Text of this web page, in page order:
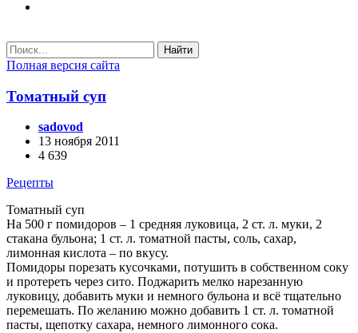
Найти
Полная версия сайта
Томатный суп
sadovod
13 ноября 2011
4 639
Рецепты
Томатный суп
На 500 г помидоров – 1 средняя луковица, 2 ст. л. муки, 2
стакана бульона; 1 ст. л. томатной пасты, соль, сахар,
лимонная кислота – по вкусу.
Помидоры порезать кусочками, потушить в собственном соку
и протереть через сито. Поджарить мелко нарезанную
луковицу, добавить муки и немного бульона и всё тщательно
перемешать. По желанию можно добавить 1 ст. л. томатной
пасты, щепотку сахара, немного лимонного сока.